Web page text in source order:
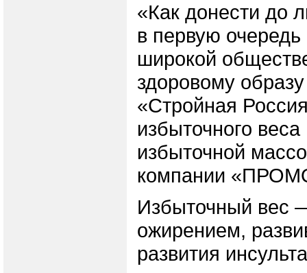
«Как донести до
в первую
широкой
здоровому
«Стройная
избыточного
избыточной
компании
Избыточный вес
ожирением,
развития